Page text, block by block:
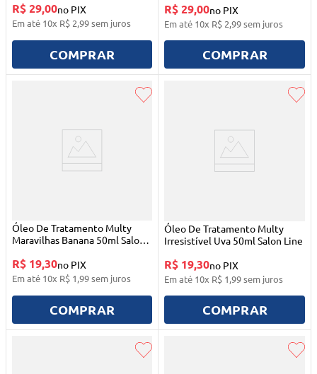
R$ 29,00no PIX
Em até 10x R$ 2,99sem juros
COMPRAR
R$ 29,00no PIX
Em até 10x R$ 2,99sem juros
COMPRAR
Óleo De Tratamento Multy
Maravilhas Banana 50ml Salon
R$ 19,30no PIX
Em até 10x R$ 1,99sem juros
COMPRAR
Óleo De Tratamento Multy
Irresistível Uva 50ml Salon Line
R$ 19,30no PIX
Em até 10x R$ 1,99sem juros
COMPRAR